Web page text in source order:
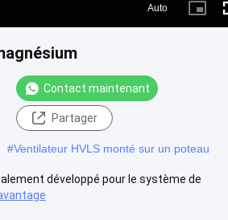
Auto
Picture-
Contact maintenant
Partager
#Ventilateur HVLS monté sur un poteau
développé pour le système de